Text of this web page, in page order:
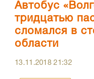
Автобус
тридцатью
сломался в
области
13.11.201821:32